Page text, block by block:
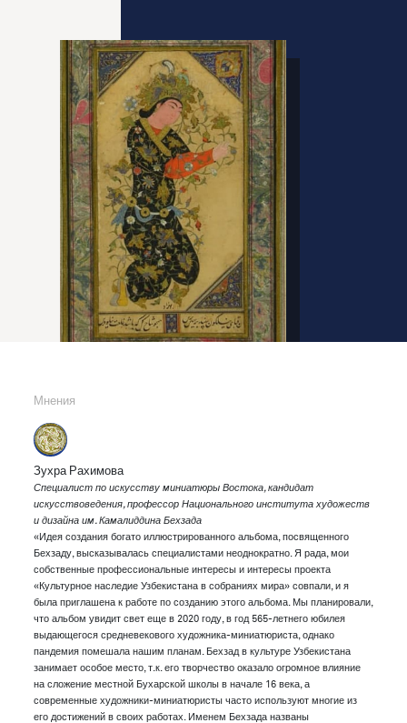
Мнения
Зухра Рахимова
Специалист по искусству миниатюры Востока, кандидат
искусствоведения, профессор Национального института художеств
и дизайна им. Камалиддина Бехзада
«Идея создания богато иллюстрированного альбома, посвященного
Бехзаду, высказывалась специалистами неоднократно. Я рада, мои
собственные профессиональные интересы и интересы проекта
«Культурное наследие Узбекистана в собраниях мира» совпали, и я
была приглашена к работе по созданию этого альбома. Мы планировали,
что альбом увидит свет еще в 2020 году, в год 565-летнего юбилея
выдающегося средневекового художника-миниатюриста, однако
пандемия помешала нашим планам. Бехзад в культуре Узбекистана
занимает особое место, т.к. его творчество оказало огромное влияние
на сложение местной Бухарской школы в начале 16 века, а
современные художники-миниатюристы часто используют многие из
его достижений в своих работах. Именем Бехзада названы